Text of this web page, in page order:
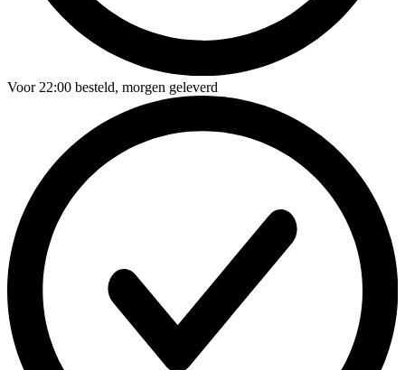
Voor22:00 besteld, morgen geleverd